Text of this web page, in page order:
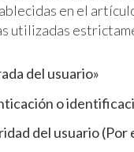
en el
utilizadas
del usuario»
o
del usuario